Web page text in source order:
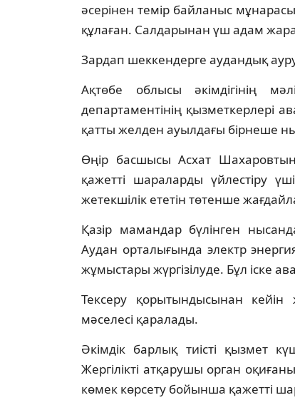
әсерінен темір байланыс
құлаған. Салдарынан үш адам
Зардап шеккендерге аудандық
Ақтөбе облысы әкімдігінің
департаментінің қызметкерлері
қатты желден ауылдағы бірнеше
Өңір басшысы Асхат
қажетті шараларды үйлестіру
жетекшілік ететін төтенше
Қазір мамандар бүлінген
Аудан орталығында электр
жұмыстары жүргізілуде. Бұл іске
Тексеру қорытындысынан кейін
мәселесі қаралады.
Әкімдік барлық тиісті қызмет
Жергілікті атқарушы орган
көмек көрсету бойынша қажетті